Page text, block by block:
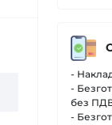
-
-
без
-